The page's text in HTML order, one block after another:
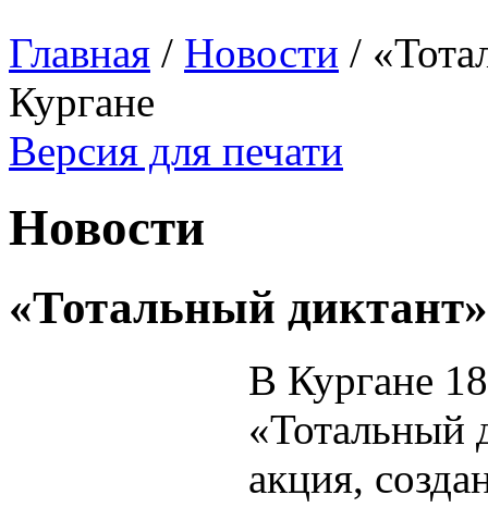
Главная / Новости /
Кургане
Версия для печати
Новости
«Тотальный
В Кургане
«Тотальный
акция,